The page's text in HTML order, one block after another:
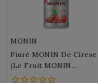
MONIN
Piuré MONIN De Cirese
(Le Fruit MONIN
Cherry) 100 Cl